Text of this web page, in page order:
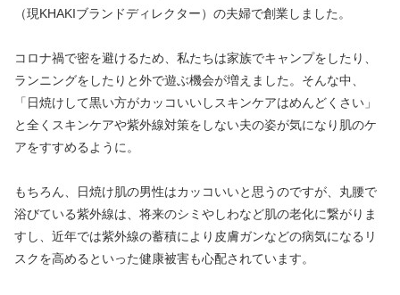
（現KHAKIブランドディレクター）の夫婦で創業しました。
コロナ禍で密を避けるため、私たちは家族でキャンプをしたり、
ランニングをしたりと外で遊ぶ機会が増えました。そんな中、
「日焼けして黒い方がカッコいいしスキンケアはめんどくさい」
と全くスキンケアや紫外線対策をしない夫の姿が気になり肌のケ
アをすすめるように。
もちろん、日焼け肌の男性はカッコいいと思うのですが、丸腰で
浴びている紫外線は、将来のシミやしわなど肌の老化に繋がりま
すし、近年では紫外線の蓄積により皮膚ガンなどの病気になるリ
スクを高めるといった健康被害も心配されています。